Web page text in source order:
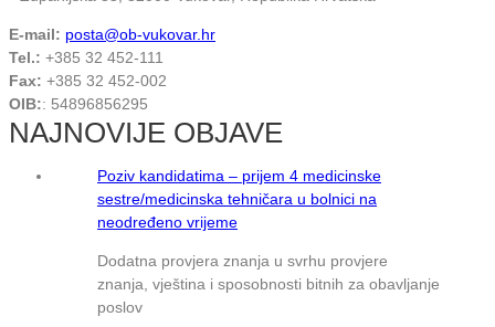
E-mail: posta@ob-vukovar.hr
Tel.: +385 32 452-111
Fax: +385 32 452-002
OIB:: 54896856295
NAJNOVIJE OBJAVE
Poziv kandidatima – prijem 4 medicinske
sestre/medicinska tehničara u bolnici na
neodređeno vrijeme
Dodatna provjera znanja u svrhu provjere
znanja, vještina i sposobnosti bitnih za obavljanje
poslov